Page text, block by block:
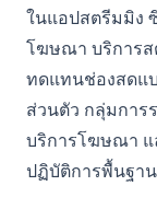
ในแอปสตรีมมิง
โฆษณา บริการ
ทดแทนช่องสดแ
ส่วนตัว กลุ่มการ
บริการโฆษณา
ปฏิบัติการพื้นฐาน